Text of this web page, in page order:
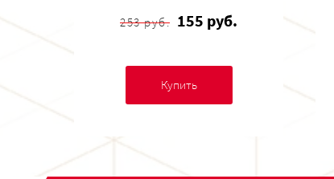
253 руб. 155 руб.
Купить